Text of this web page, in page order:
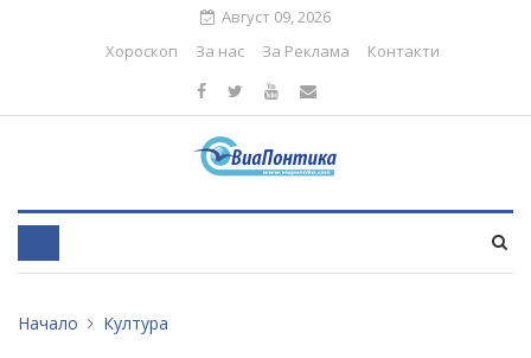
Август 09, 2026
Хороскоп
За нас За Реклама Контакти
Начало Култура